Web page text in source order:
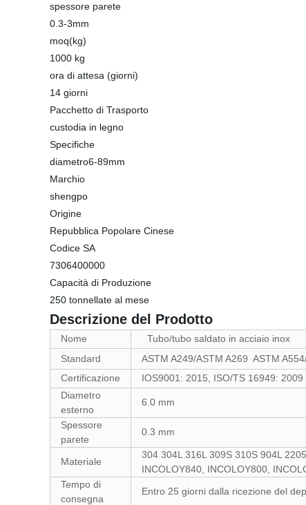
spessore parete
0.3-3mm
moq(kg)
1000 kg
ora di attesa (giorni)
14 giorni
Pacchetto di Trasporto
custodia in legno
Specifiche
diametro6-89mm
Marchio
shengpo
Origine
Repubblica Popolare Cinese
Codice SA
7306400000
Capacità di Produzione
250 tonnellate al mese
Descrizione del Prodotto
Nome
Tubo/tubo saldato in acciaio inox
Standard
ASTM A249/ASTM A269 ASTM
Certificazione
IOS9001: 2015, ISO/TS 16949: 2009
Diametro
esterno
6.0 mm
Spessore
parete
0.3 mm
Materiale
304 304L 316L 309S 310S 904L
INCOLOY840, INCOLOY800,
Tempo di
consegna
Entro 25 giorni dalla ricezione del